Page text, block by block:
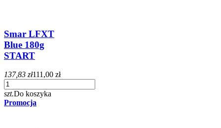
Smar LFXT
Blue 180g
START
137,83 zł111,00 zł
szt.Do koszyka
Promocja